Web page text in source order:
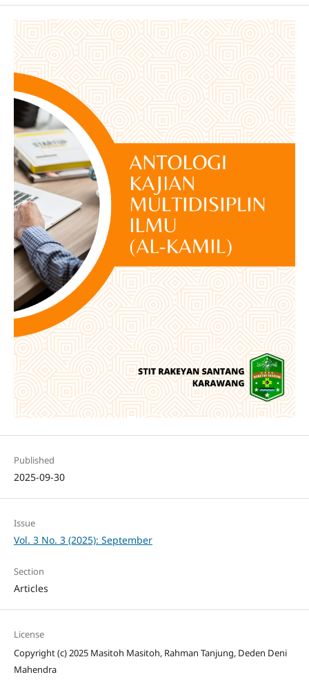
Published
2025-09-30
Issue
Vol. 3 No. 3 (2025): September
Section
Articles
License
Copyright (c) 2025 Masitoh Masitoh, Rahman Tanjung, Deden Deni
Mahendra